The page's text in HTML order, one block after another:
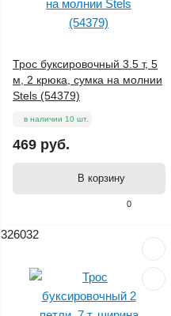
0
Трос буксировочный 3.5 т, 5
м, 2 крюка, сумка на молнии
Stels (54379)
в наличии 10 шт.
469 руб.
В корзину
326032